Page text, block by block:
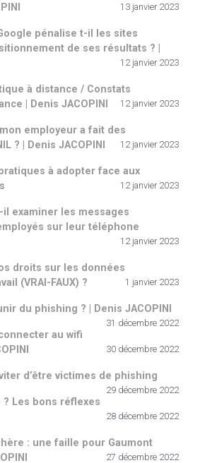
13 janvier 2023
pénalise t-il les sites
de ses résultats ? |
12 janvier 2023
à distance / Constats
| Denis JACOPINI
12 janvier 2023
employeur a fait des
? | Denis JACOPINI
12 janvier 2023
à adopter face aux
12 janvier 2023
examiner les messages
sur leur téléphone
12 janvier 2023
droits sur les données
(VRAI-FAUX) ?
1 janvier 2023
du phishing ? | Denis JACOPINI
31 décembre 2022
au wifi
30 décembre 2022
d’être victimes de phishing
29 décembre 2022
Les bons réflexes
28 décembre 2022
: une faille pour Gaumont
27 décembre 2022